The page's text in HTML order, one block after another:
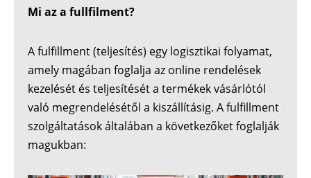
Mi az a fullfilment?
A fulfillment (teljesítés) egy logisztikai folyamat,
amely magában foglalja az online rendelések
kezelését és teljesítését a termékek vásárlótól
való megrendelésétől a kiszállításig. A fulfillment
szolgáltatások általában a következőket foglalják
magukban: